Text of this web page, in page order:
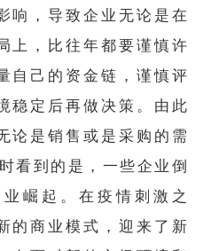
响，导致企业无论是在
上，比往年都要谨慎许
自己的资金链，谨慎评
稳定后再做决策。由此
论是销售或是采购的需
看到的是，一些企业倒
崛起。在疫情刺激之
的商业模式，迎来了新